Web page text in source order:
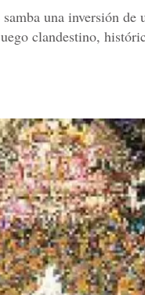
una inversión de
clandestino,